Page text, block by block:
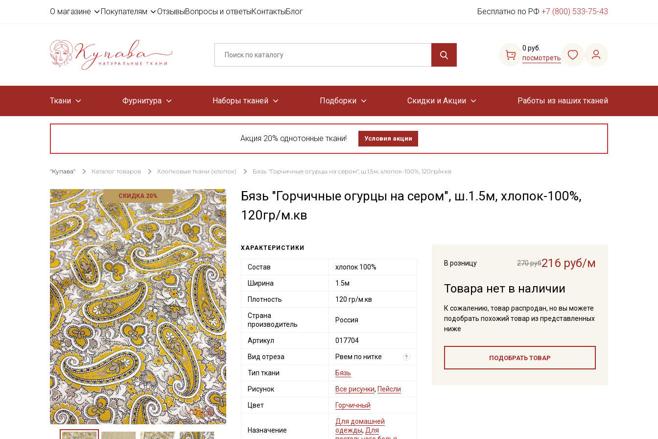
О магазине Покупателям ОтзывыВопросы и ответыКонтактыБлог Бесплатно по РФ +7 (800) 533-75-43
0 руб.
посмотреть
Ткани Фурнитура Наборы тканей Подборки Скидки и Акции Работы из наших тканей
Акция 20% однотонные ткани! Условия акции
"Купава" Каталог товаров Хлопковые ткани (хлопок) Бязь "Горчичные огурцы на сером", ш.1.5м, хлопок-100%, 120гр/м.кв
СКИДКА 20%
Бязь "Горчичные огурцы на сером", ш.1.5м, хлопок-100%,
120гр/м.кв
В розницу 270 руб216 руб/м
Товара нет в наличии
К сожалению, товар распродан, но вы можете
подобрать похожий товар из представленных
ниже
ПОДОБРАТЬ ТОВАР
ХАРАКТЕРИСТИКИ
Состав хлопок 100%
Ширина 1.5м
Плотность 120 гр/м.кв
Страна
производитель
Россия
Артикул 017704
Вид отреза Рвем по нитке ?
Тип ткани Бязь
Рисунок Все рисунки, Пейсли
Цвет Горчичный
Назначение
Для домашней
одежды, Для